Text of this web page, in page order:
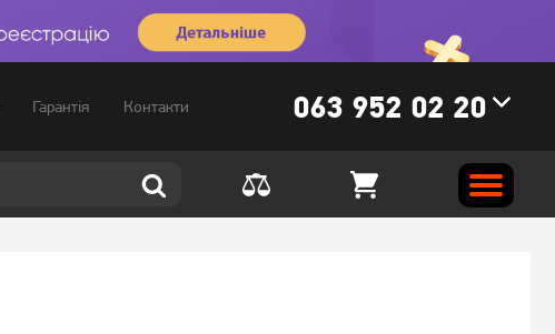
Гарантія Контакти 063 952 02 20